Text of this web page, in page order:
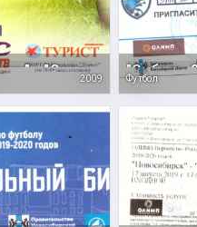
"Сахалин" - "Океан" (Находка)
2009 Футбол